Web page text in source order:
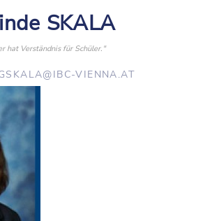
SKALA
hat Verständnis für Schüler."
VIENNA.AT